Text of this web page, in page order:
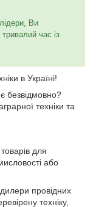
Ви
час із
в Україні!
безвідмовно?
техніки та
для
або
провідних
техніку,